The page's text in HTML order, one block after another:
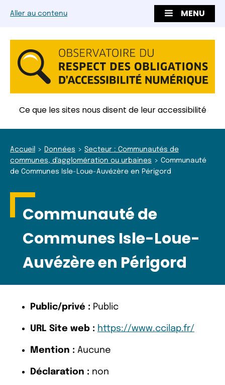
Aller au contenu MENU
Ce que les sites nous disent de leur accessibilité
Accueil Données
Secteur : Communautés de
communes, d'agglomération ou urbaines
Communauté
de Communes Isle-Loue-Auvézère en Périgord
Communauté de
Communes Isle-Loue-
Auvézère en Périgord
Public/privé : Public
URL Site web : https://www.ccilap.fr/
Mention : Aucune
Déclaration : non